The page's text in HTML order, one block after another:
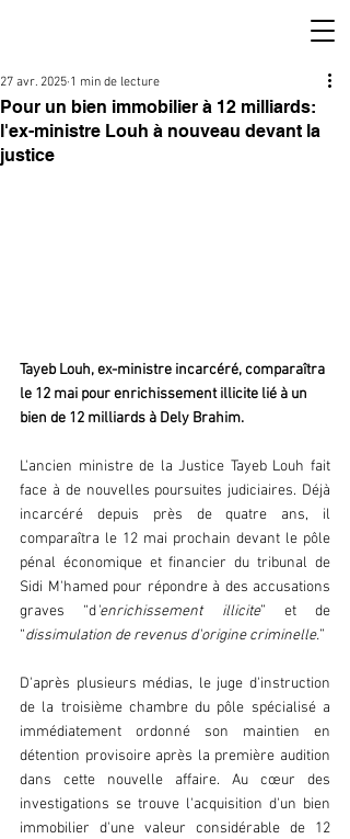
Pour un bien immobilier à 12 milliards:
l'ex-ministre Louh à nouveau devant la
justice
27 avr. 2025 1 min de lecture
Tayeb Louh, ex-ministre incarcéré, comparaîtra
le 12 mai pour enrichissement illicite lié à un
bien de 12 milliards à Dely Brahim.
L'ancien ministre de la Justice Tayeb Louh fait
face à de nouvelles poursuites judiciaires. Déjà
incarcéré depuis près de quatre ans, il
comparaîtra le 12 mai prochain devant le pôle
pénal économique et financier du tribunal de
Sidi M'hamed pour répondre à des accusations
graves “d'enrichissement illicite” et de
“dissimulation de revenus d'origine criminelle.”
D'après plusieurs médias, le juge d'instruction
de la troisième chambre du pôle spécialisé a
immédiatement ordonné son maintien en
détention provisoire après la première audition
dans cette nouvelle affaire. Au cœur des
investigations se trouve l'acquisition d'un bien
immobilier d'une valeur considérable de 12